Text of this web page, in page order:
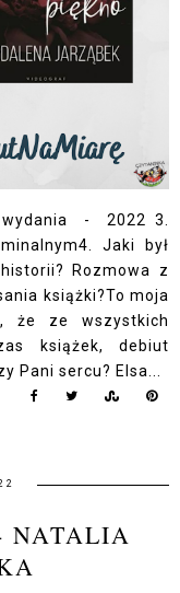
wydania - 2022 3.
Jaki był
Rozmowa z
książki?To moja
że ze wszystkich
książek, debiut
Pani sercu? Elsa...
NATALIA